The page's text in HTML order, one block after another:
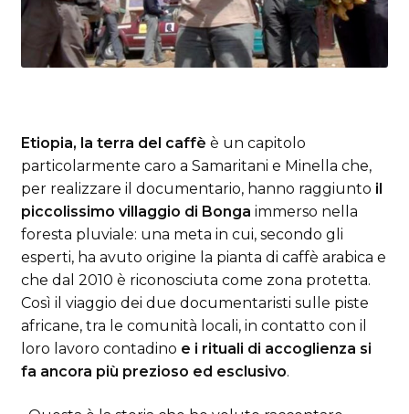
Etiopia, la terra del caffè è un capitolo
particolarmente caro a Samaritani e Minella che,
per realizzare il documentario, hanno raggiunto il
piccolissimo villaggio di Bonga immerso nella
foresta pluviale: una meta in cui, secondo gli
esperti, ha avuto origine la pianta di caffè arabica e
che dal 2010 è riconosciuta come zona protetta.
Così il viaggio dei due documentaristi sulle piste
africane, tra le comunità locali, in contatto con il
loro lavoro contadino e i rituali di accoglienza si
fa ancora più prezioso ed esclusivo.